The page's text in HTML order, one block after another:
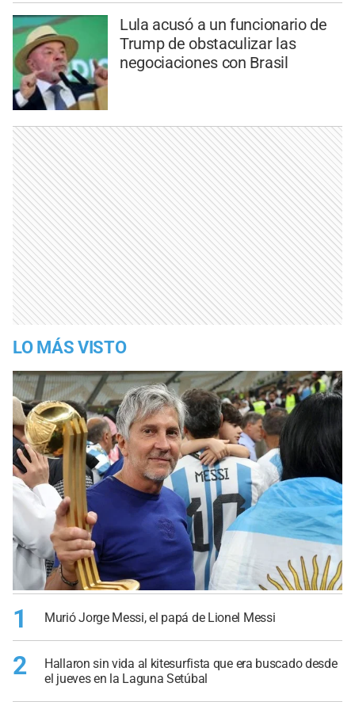
Lula acusó a un funcionario de
Trump de obstaculizar las
negociaciones con Brasil
LO MÁS VISTO
1 Murió Jorge Messi, el papá de Lionel Messi
2
Hallaron sin vida al kitesurfista que era buscado desde
el jueves en la Laguna Setúbal